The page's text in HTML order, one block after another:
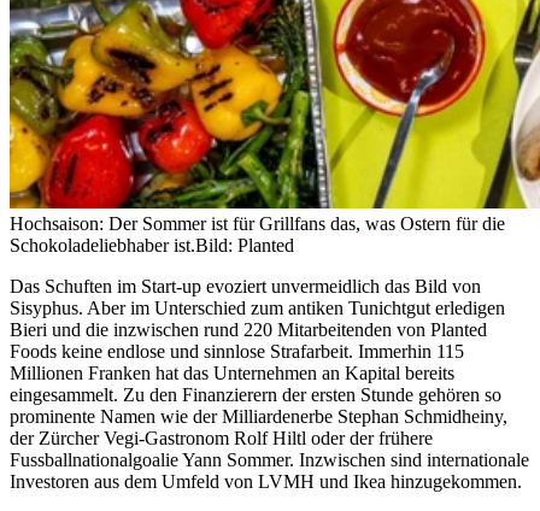
Hochsaison: Der Sommer ist für Grillfans das, was Ostern für die
Schokoladeliebhaber ist.Bild: Planted
Das Schuften im Start-up evoziert unvermeidlich das Bild von
Sisyphus. Aber im Unterschied zum antiken Tunichtgut erledigen
Bieri und die inzwischen rund 220 Mitarbeitenden von Planted
Foods keine endlose und sinnlose Strafarbeit. Immerhin 115
Millionen Franken hat das Unternehmen an Kapital bereits
eingesammelt. Zu den Finanzierern der ersten Stunde gehören so
prominente Namen wie der Milliardenerbe Stephan Schmidheiny,
der Zürcher Vegi-Gastronom Rolf Hiltl oder der frühere
Fussballnationalgoalie Yann Sommer. Inzwischen sind internationale
Investoren aus dem Umfeld von LVMH und Ikea hinzugekommen.